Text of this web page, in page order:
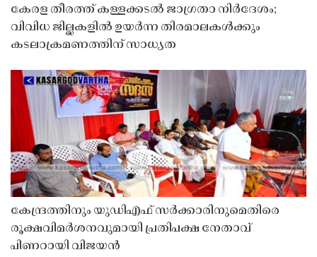
കേരള തീരത്ത് കള്ളക്കടൽ ജാഗ്രതാ നിർദേശം;
വിവിധ ജില്ലകളിൽ ഉയർന്ന തിരമാലകൾക്കും
കടലാക്രമണത്തിന് സാധ്യത
കേന്ദ്രത്തിനും യുഡിഎഫ് സർക്കാരിനുമെതിരെ
രൂക്ഷവിമർശനവുമായി പ്രതിപക്ഷ നേതാവ്
പിണറായി വിജയൻ